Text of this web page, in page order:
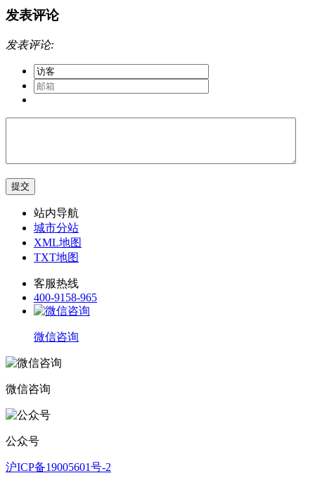
发表评论
发表评论:
站内导航
城市分站
XML地图
TXT地图
客服热线
400-9158-965
微信咨询
微信咨询
公众号
沪ICP备19005601号-2